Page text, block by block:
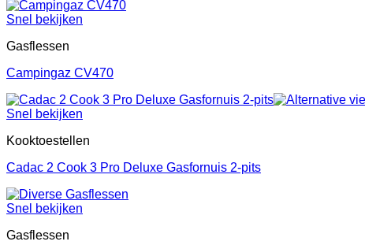
Snel bekijken
Gasflessen
Campingaz CV470
Snel bekijken
Kooktoestellen
Cadac 2 Cook 3 Pro Deluxe Gasfornuis 2-pits
Snel bekijken
Gasflessen